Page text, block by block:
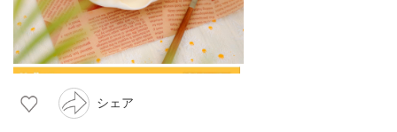
シェア